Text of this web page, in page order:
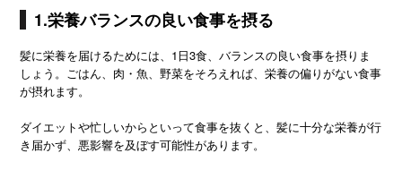
1.栄養バランスの良い食事を摂る
髪に栄養を届けるためには、1日3食、バランスの良い食事を摂りま
しょう。ごはん、肉・魚、野菜をそろえれば、栄養の偏りがない食事
が摂れます。
ダイエットや忙しいからといって食事を抜くと、髪に十分な栄養が行
き届かず、悪影響を及ぼす可能性があります。